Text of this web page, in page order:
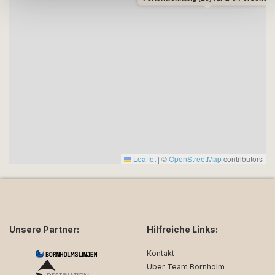
Leaflet | ©OpenStreetMapcontributors
Unsere Partner: Hilfreiche Links:
Kontakt
Über Team Bornholm